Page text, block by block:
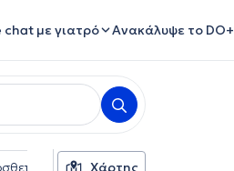
chat με γιατρό Ανακάλυψε το DO+
φίλτρα Γλώσσες
Χάρτης